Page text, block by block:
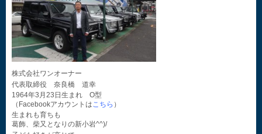
株式会社ワンオーナー
代表取締役 奈良橋 道幸
1964年3月23日生まれ O型
（Facebookアカウントはこちら ）
生まれも育ちも
葛飾、柴又となりの新小岩^^)/